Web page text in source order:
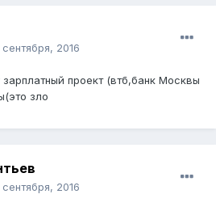
сентября, 2016
зарплатный проект (втб,банк Москвы
зло
сентября, 2016